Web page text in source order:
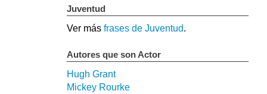
Juventud
Ver más frases de Juventud.
Autores que son Actor
Hugh Grant
Mickey Rourke